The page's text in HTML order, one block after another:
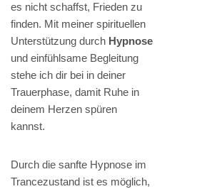
es nicht schaffst, Frieden zu
finden. Mit meiner spirituellen
Unterstützung durch Hypnose
und einfühlsame Begleitung
stehe ich dir bei in deiner
Trauerphase, damit Ruhe in
deinem Herzen spüren
kannst.
Durch die sanfte Hypnose im
Trancezustand ist es möglich,